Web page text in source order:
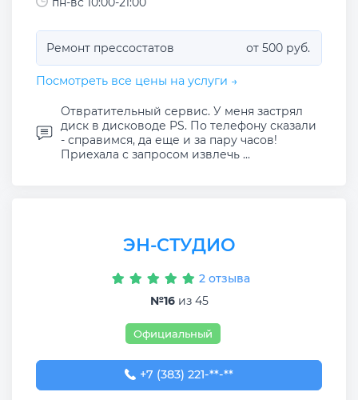
Ремонт прессостатов от 500 руб.
Посмотреть все цены на услуги →
Отвратительный сервис. У меня застрял
диск в дисководе PS. По телефону сказали
- справимся, да еще и за пару часов!
Приехала с запросом извлечь ...
ЭН-СТУДИО
2 отзыва
№16из 45
Официальный
+7 (383) 221-42-16
+7 (383) 221-**-**